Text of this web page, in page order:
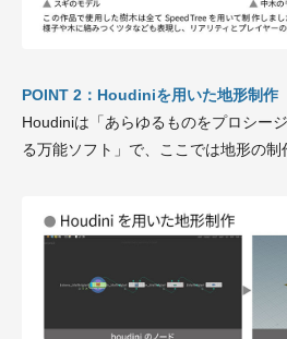
POINT 2：Houdiniを用いた地形制作
Houdiniは「あらゆるものをプロシー
る万能ソフト」で、ここでは地形の制